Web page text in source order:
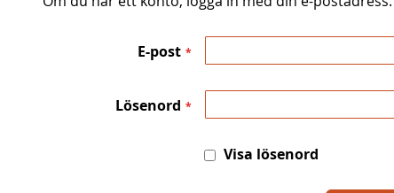
E-post
Lösenord
Visa lösenord